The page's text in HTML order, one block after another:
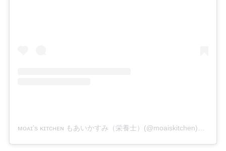
ᴍᴏᴀɪ’ѕ ᴋɪᴛᴄʜᴇɴ もあいかすみ（栄養士）(@moaiskitchen)がシェアした投稿